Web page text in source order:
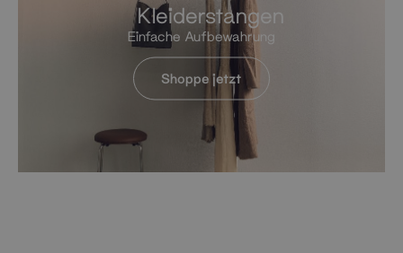
Kleiderstangen
Einfache Aufbewahrung
Shoppe jetzt